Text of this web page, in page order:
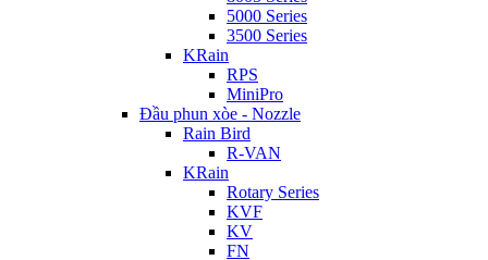
5000 Series
3500 Series
KRain
RPS
MiniPro
Đầu phun xòe - Nozzle
Rain Bird
R-VAN
KRain
Rotary Series
KVF
KV
FN